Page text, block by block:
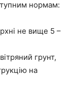
нормам:
не вище 5 –
грунт,
на